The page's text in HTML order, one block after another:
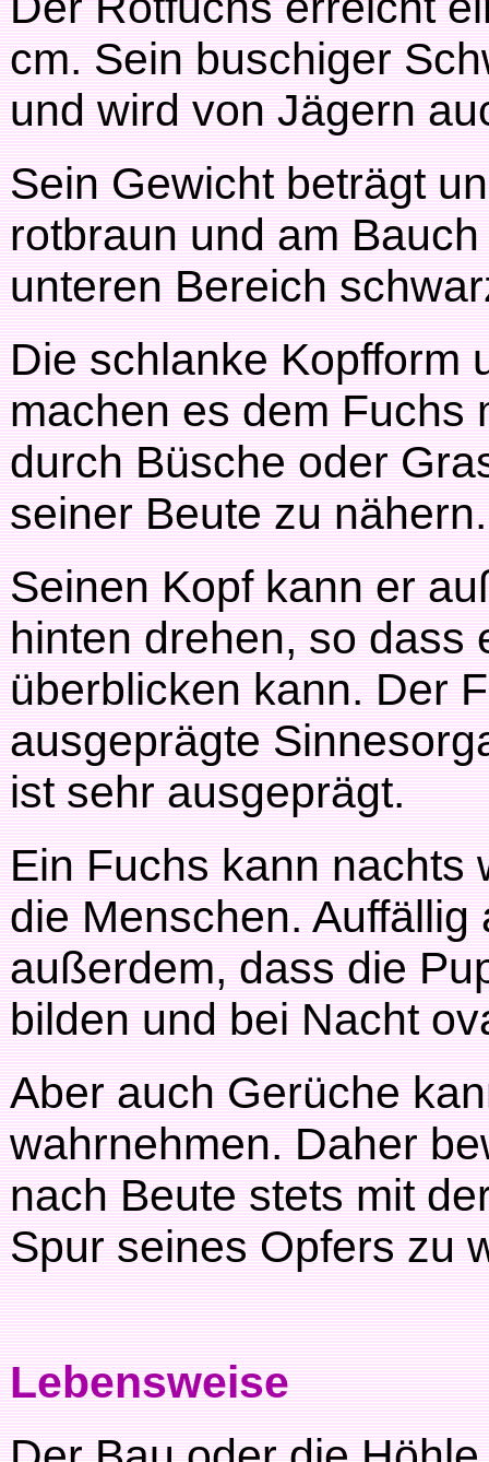
cm. Sein buschiger
und wird von Jägern
Sein Gewicht beträgt
rotbraun und am
unteren Bereich
Die schlanke Kopfform
machen es dem Fuchs
durch Büsche oder
seiner Beute zu nähern.
Seinen Kopf kann er
hinten drehen, so dass
überblicken kann. Der
ausgeprägte
ist sehr ausgeprägt.
Ein Fuchs kann nachts
die Menschen. Auffällig
außerdem, dass die
bilden und bei Nacht
Aber auch Gerüche
wahrnehmen. Daher
nach Beute stets mit
Spur seines Opfers zu
Lebensweise